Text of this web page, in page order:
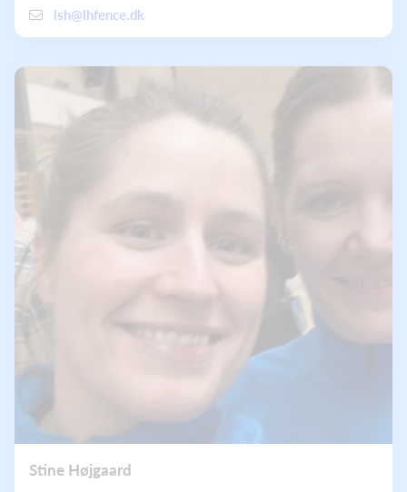
lsh@lhfence.dk
Stine Højgaard